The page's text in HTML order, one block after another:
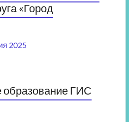
«Город
2025
образование ГИС